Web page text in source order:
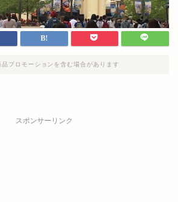
プロモーションを含む場合があります
スポンサーリンク